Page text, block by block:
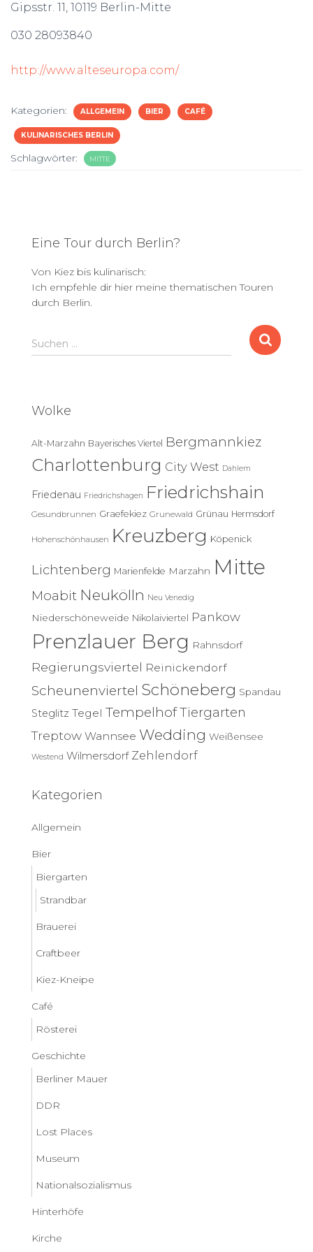
Gipsstr. 11, 10119 Berlin-Mitte
030 28093840
http://www.alteseuropa.com/
Kategorien: ALLGEMEIN BIER CAFÉ
KULINARISCHES BERLIN
Schlagwörter: MITTE
Eine Tour durch Berlin?
Von Kiez bis kulinarisch:
Ich empfehle dir hier meine thematischen Touren
durch Berlin.
S
u
n
a
c
:
Suchen …
Wolke
Alt-Marzahn Bayerisches Viertel Bergmannkiez
Charlottenburg City West Dahlem
Friedenau Friedrichshagen Friedrichshain
Gesundbrunnen Graefekiez Grunewald Grünau Hermsdorf
Hohenschönhausen Kreuzberg Köpenick
Lichtenberg Marienfelde Marzahn Mitte
Moabit Neukölln Neu Venedig
Niederschöneweide Nikolaiviertel Pankow
Prenzlauer Berg Rahnsdorf
Regierungsviertel Reinickendorf
Scheunenviertel Schöneberg Spandau
Steglitz Tegel TempelhofTiergarten
Treptow Wannsee Wedding Weißensee
Westend Wilmersdorf Zehlendorf
Kategorien
Allgemein
Bier
Biergarten
Strandbar
Brauerei
Craftbeer
Kiez-Kneipe
Café
Rösterei
Geschichte
Berliner Mauer
DDR
Lost Places
Museum
Nationalsozialismus
Hinterhöfe
Kirche